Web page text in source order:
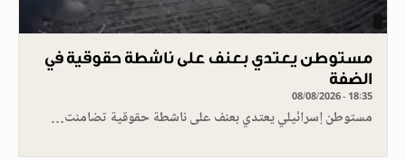
مستوطن يعتدي بعنف على ناشطة حقوقية في
الضفة
08/08/2026 - 18:35
مستوطن إسرائيلي يعتدي بعنف على ناشطة حقوقية تضامنت…